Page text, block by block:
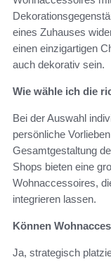
eines Zuhauses
einen einzigartigen
auch dekorativ sein.
Wie wähle ich die
Bei der Auswahl
persönliche
Gesamtgestaltung
Shops bieten eine
Wohnaccessoires,
integrieren lassen.
Können
Ja, strategisch